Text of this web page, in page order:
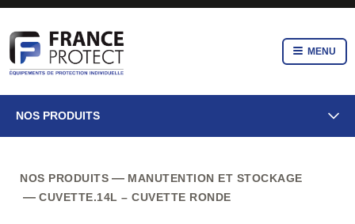
MENU
NOS PRODUITS
NOS PRODUITS
MANUTENTION ET STOCKAGE
CUVETTE.14L – CUVETTE RONDE